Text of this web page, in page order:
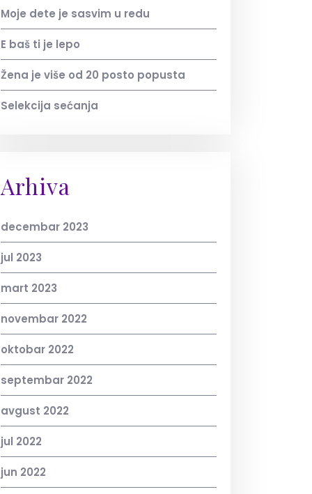
Moje dete je sasvim u redu
E baš ti je lepo
Žena je više od 20 posto popusta
Selekcija sećanja
Arhiva
decembar 2023
jul 2023
mart 2023
novembar 2022
oktobar 2022
septembar 2022
avgust 2022
jul 2022
jun 2022